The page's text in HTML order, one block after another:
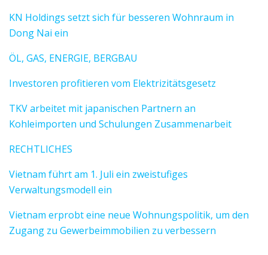
KN Holdings setzt sich für besseren Wohnraum in
Dong Nai ein
ÖL, GAS, ENERGIE, BERGBAU
Investoren profitieren vom Elektrizitätsgesetz
TKV arbeitet mit japanischen Partnern an
Kohleimporten und Schulungen Zusammenarbeit
RECHTLICHES
Vietnam führt am 1. Juli ein zweistufiges
Verwaltungsmodell ein
Vietnam erprobt eine neue Wohnungspolitik, um den
Zugang zu Gewerbeimmobilien zu verbessern